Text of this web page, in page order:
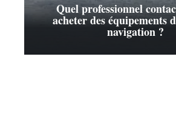
Quel professionnel
acheter des équipements
navigation ?